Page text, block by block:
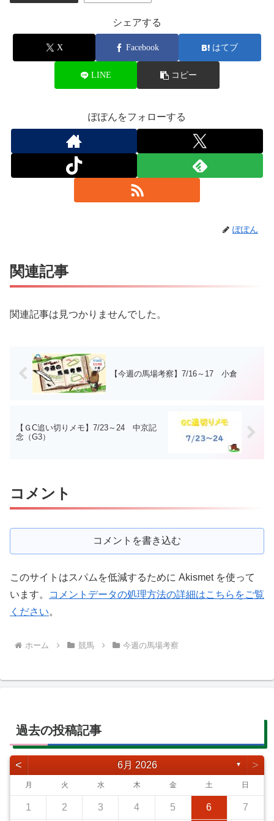
シェアする
X Facebook はてブ
LINE コピー
ぽぽんをフォローする
ぽぽん
関連記事
関連記事は見つかりませんでした。
【今週の馬場考察】7/16～17 小倉
【ＧC追い切りメモ】7/23～24 中京記
念（G3）
コメント
コメントを書き込む
このサイトはスパムを低減するために Akismet を使って
います。
コメントデータの処理方法の詳細はこちらをご覧
ください。
ホーム 競馬 今週の馬場考察
過去の投稿記事
< 6月 2026 ▼ >
月 火 水 木 金 土 日
1 2 3 4 5 6 7